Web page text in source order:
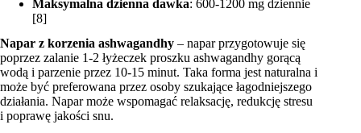
Maksymalna dzienna dawka: 600-1200 mg dziennie
[8]
Napar z korzenia ashwagandhy – napar przygotowuje się
poprzez zalanie 1-2 łyżeczek proszku ashwagandhy gorącą
wodą i parzenie przez 10-15 minut. Taka forma jest naturalna i
może być preferowana przez osoby szukające łagodniejszego
działania. Napar może wspomagać relaksację, redukcję stresu
i poprawę jakości snu.